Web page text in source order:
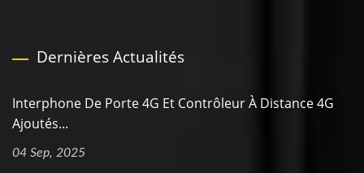
Dernières Actualités
Interphone De Porte 4G Et Contrôleur À Distance 4G
Ajoutés...
04 Sep, 2025